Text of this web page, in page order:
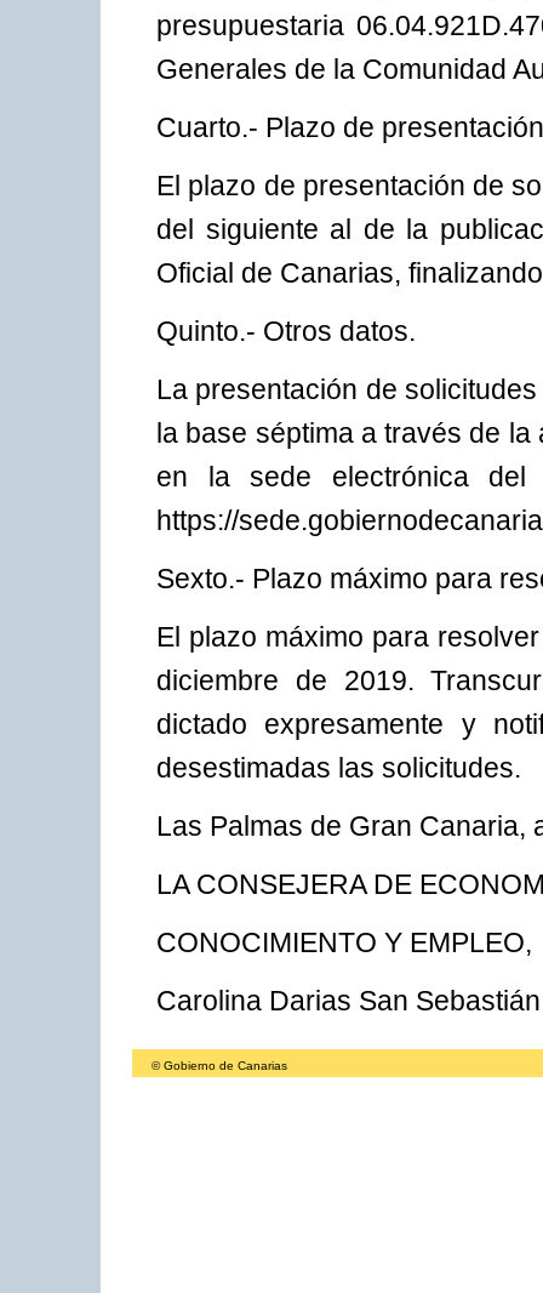
presupuestaria
Generales de la Comunidad
Cuarto.- Plazo de
El plazo de presentación de
del siguiente al de la
Oficial de Canarias,
Quinto.- Otros datos.
La presentación de
la base séptima a través de
en la sede electrónica del
https://
Sexto.- Plazo máximo para
El plazo máximo para
diciembre de 2019.
dictado expresamente y
desestimadas las solicitudes.
Las Palmas de Gran Canaria,
LA CONSEJERA DE
CONOCIMIENTO Y EMPLEO,
Carolina Darias San
© Gobierno de Canarias